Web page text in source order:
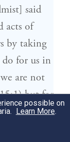
said
acts of
by taking
for us in
are not
but for
generation
have
possible on
Learn More.